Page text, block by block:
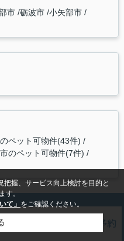
市 砺波市 小矢部市
ペット可物件(43件)
のペット可物件(7件)
来店予約
握、サービス向上検討を目的と
す。
て」 をご確認ください。